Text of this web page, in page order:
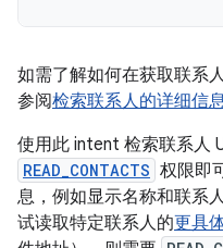
如需了解如何在获取联系
参阅检索联系人的详细信
使用此 intent 检索联系人
READ_CONTACTS 权限即
息，例如显示名称和联系
试读取特定联系人的更具